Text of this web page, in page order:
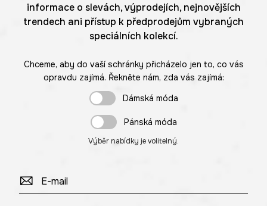
informace o slevách, výprodejích, nejnovějších
trendech ani přístup k předprodejům vybraných
speciálních kolekcí.
Chceme, aby do vaší schránky přicházelo jen to, co vás
opravdu zajímá. Řekněte nám, zda vás zajímá:
Dámská móda
Pánská móda
Výběr nabídky je volitelný.